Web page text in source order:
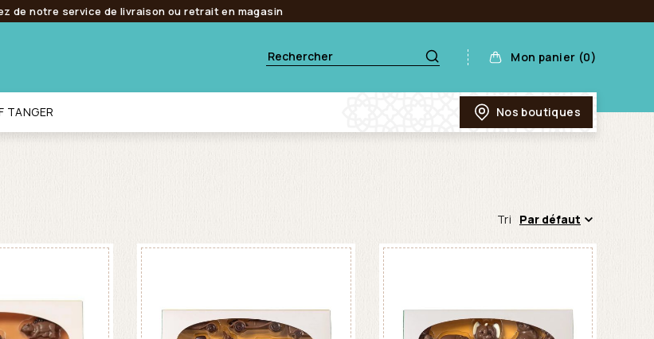
de notre service de livraison ou retrait en magasin
Mon panier (0)
TANGER Nos boutiques
Tri Par défaut